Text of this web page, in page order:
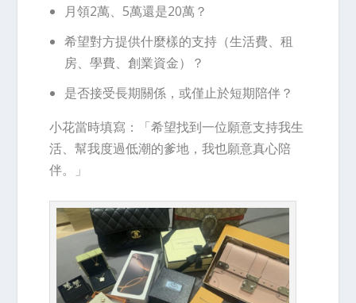
月領2萬、5萬還是20萬？
希望對方提供什麼樣的支持（生活費、租
房、學費、創業資金）？
是否接受長期關係，或僅止於短期陪伴？
小花當時填寫：「希望找到一位願意支持我生
活、幫我度過低潮的爹地，我也願意真心陪
伴。」